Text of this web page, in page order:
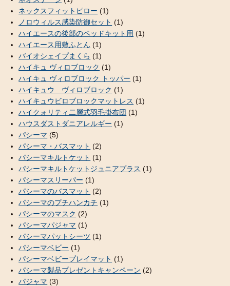
ネックスフィットピロー (1)
ノロウィルス感染防御セット (1)
ハイエースの後部のベッドキット用 (1)
ハイエース用敷ふとん (1)
バイオシェイプまくら (1)
ハイキュ ヴィロブロック (1)
ハイキュ ヴィロブロック トッパー (1)
ハイキュウ ヴィロブロック (1)
ハイキュウビロブロックマットレス (1)
ハイクォリティ二層式羽毛掛布団 (1)
ハウスダストダニアレルギー (1)
パシーマ (5)
パシーマ・バスマット (2)
パシーマキルトケット (1)
パシーマキルトケットジュニアプラス (1)
パシーマスリーパー (1)
パシーマのバスマット (2)
パシーマのプチハンカチ (1)
パシーマのマスク (2)
パシーマパジャマ (1)
パシーマパットシーツ (1)
パシーマベビー (1)
パシーマベビープレイマット (1)
パシーマ製品プレゼントキャンペーン (2)
パジャマ (3)